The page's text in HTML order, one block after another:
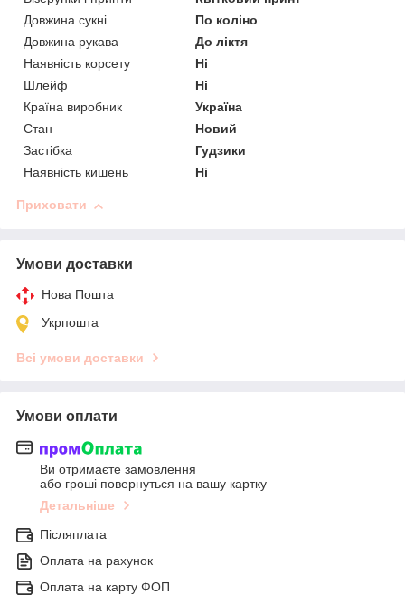
Довжина сукні
По коліно
Довжина рукава
До ліктя
Наявність корсету
Ні
Шлейф
Ні
Країна виробник
Україна
Стан
Новий
Застібка
Гудзики
Наявність кишень
Ні
Приховати
Умови доставки
Нова Пошта
Укрпошта
Всі умови доставки
Умови оплати
Ви отримаєте замовлення
або гроші повернуться на вашу картку
Детальніше
Післяплата
Оплата на рахунок
Оплата на карту ФОП